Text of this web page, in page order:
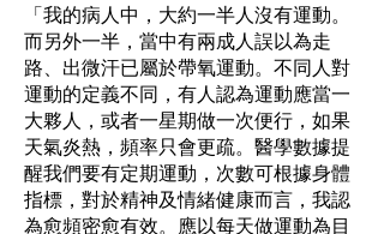
「我的病人中，大約一半人沒有運動。
而另外一半，當中有兩成人誤以為走
路、出微汗已屬於帶氧運動。不同人對
運動的定義不同，有人認為運動應當一
大夥人，或者一星期做一次便行，如果
天氣炎熱，頻率只會更疏。醫學數據提
醒我們要有定期運動，次數可根據身體
指標，對於精神及情緒健康而言，我認
為愈頻密愈有效。應以每天做運動為目